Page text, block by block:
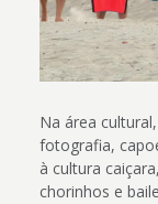
Na área
fotografia,
à cultura
chorinhos e